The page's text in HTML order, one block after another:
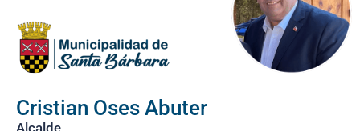
Cristian Oses Abuter